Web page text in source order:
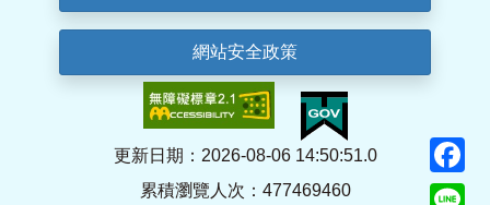
網站安全政策
更新日期：2026-08-06 14:50:51.0
累積瀏覽人次：477469460